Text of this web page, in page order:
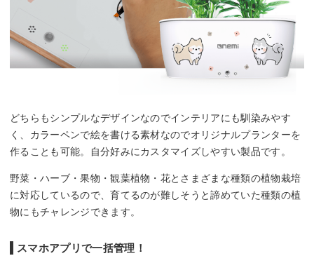
どちらもシンプルなデザインなのでインテリアにも馴染みやす
く、カラーペンで絵を書ける素材なのでオリジナルプランターを
作ることも可能。自分好みにカスタマイズしやすい製品です。
野菜・ハーブ・果物・観葉植物・花とさまざまな種類の植物栽培
に対応しているので、育てるのが難しそうと諦めていた種類の植
物にもチャレンジできます。
スマホアプリで一括管理！